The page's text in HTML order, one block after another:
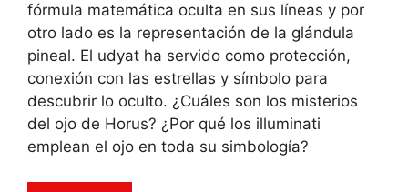
fórmula matemática oculta en sus líneas y por
otro lado es la representación de la glándula
pineal. El udyat ha servido como protección,
conexión con las estrellas y símbolo para
descubrir lo oculto. ¿Cuáles son los misterios
del ojo de Horus? ¿Por qué los illuminati
emplean el ojo en toda su simbología?